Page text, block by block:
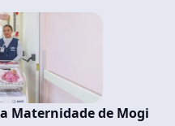
Maternidade de Mogi